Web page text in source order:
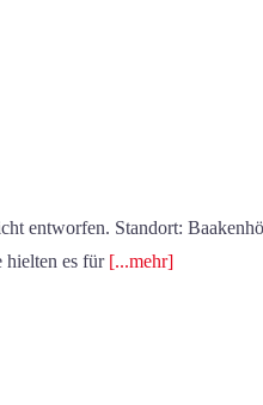
entworfen. Standort:
hielten es für [...mehr]